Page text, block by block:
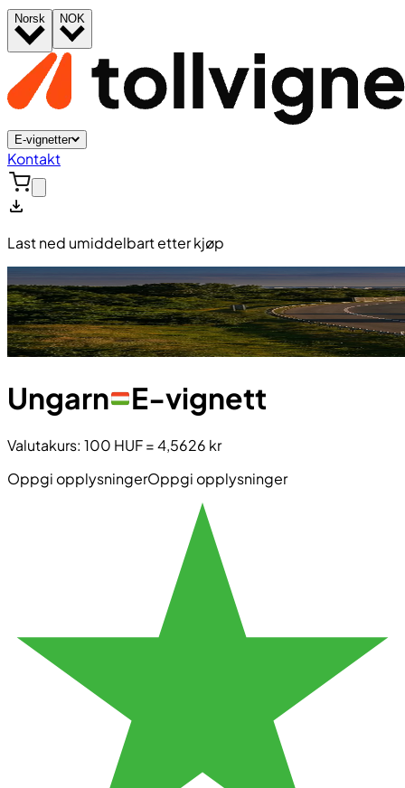
Norsk NOK
E-vignetter
Kontakt
Last ned umiddelbart etter kjøp
Ungarn E-vignett
Valutakurs: 100 HUF=4,5626 kr
Oppgi opplysningerOppgi opplysninger